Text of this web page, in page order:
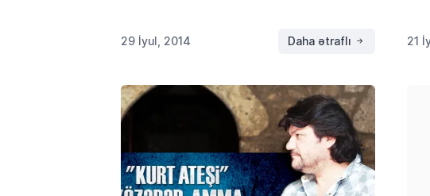
kutlu olsun” mesajı eksik olmuyor… Ama diller […]
29 İyul, 2014 Daha ətraflı
21